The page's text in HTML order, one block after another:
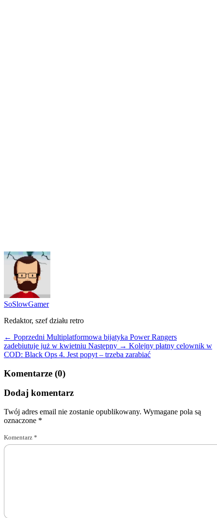
SoSlowGamer
Redaktor, szef działu retro
← Poprzedni Multiplatformowa bijatyka Power Rangers
zadebiutuje już w kwietniu Następny → Kolejny płatny celownik w
COD: Black Ops 4. Jest popyt – trzeba zarabiać
Komentarze (0)
Dodaj komentarz
Twój adres email nie zostanie opublikowany. Wymagane pola są
oznaczone *
Komentarz *